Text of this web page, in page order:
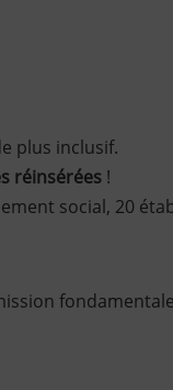
plus inclusif.
réinsérées !
social, 20